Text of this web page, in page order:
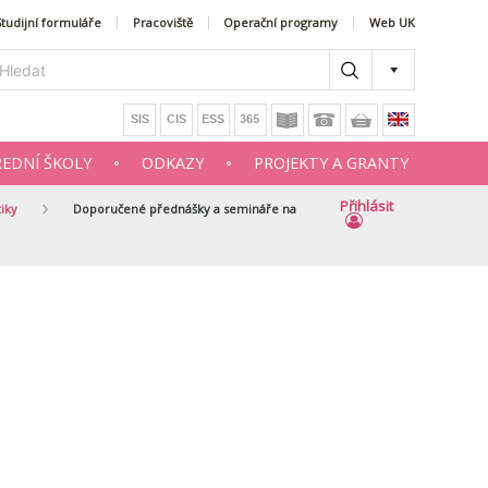
formuláře Pracoviště Operační programy Web UK
ŠKOLY ODKAZY PROJEKTY A GRANTY
Doporučené přednášky a semináře na Přihlásit